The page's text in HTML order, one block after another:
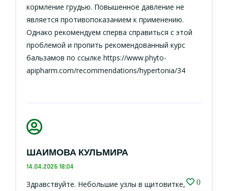
кормление грудью. Повышенное давление не
является противопоказанием к применению.
Однако рекомендуем сперва справиться с этой
проблемой и пропить рекомендованный курс
бальзамов по ссылке https://www.phyto-
apipharm.com/recommendations/hypertonia/34
ШАИМОВА КУЛЬМИРА
14.04.2026 18:04
0
Здравствуйте. Небольшие узлы в щитовитке,